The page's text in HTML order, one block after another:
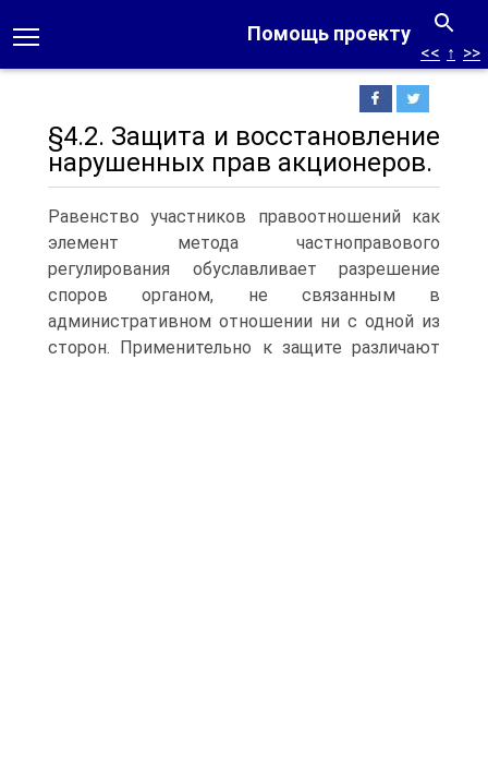
Помощь проекту
<< ↑ >>
§4.2. Защита и восстановление
нарушенных прав акционеров.
Равенство участников правоотношений как
элемент метода частноправового
регулирования обуславливает разрешение
споров органом, не связанным в
административном отношении ни с одной из
сторон. Применительно к защите различают